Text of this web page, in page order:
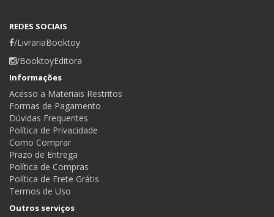
REDES SOCIAIS
/LivrariaBooktoy
/BooktoyEditora
Informações
Acesso a Materiais Restritos
Formas de Pagamento
Dúvidas Frequentes
Política de Privacidade
Como Comprar
Prazo de Entrega
Política de Compras
Política de Frete Grátis
Termos de Uso
Outros serviços